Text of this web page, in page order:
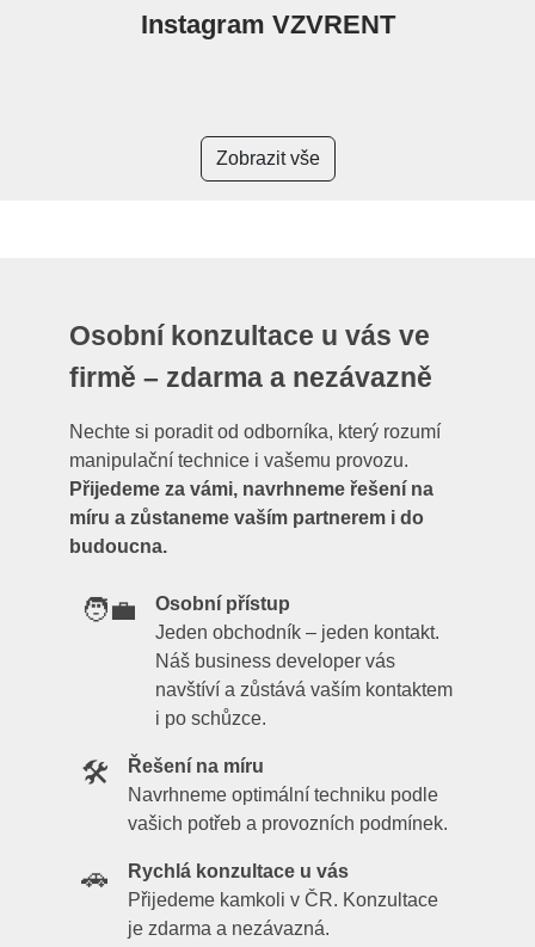
Instagram VZVRENT
Zobrazit vše
Osobní konzultace u vás ve
firmě – zdarma a nezávazně
Nechte si poradit od odborníka, který rozumí
manipulační technice i vašemu provozu.
Přijedeme za vámi, navrhneme řešení na
míru a zůstaneme vaším partnerem i do
budoucna.
🧑‍💼
Osobní přístup
Jeden obchodník – jeden kontakt.
Náš business developer vás
navštíví a zůstává vaším kontaktem
i po schůzce.
🛠️
Řešení na míru
Navrhneme optimální techniku podle
vašich potřeb a provozních podmínek.
🚗
Rychlá konzultace u vás
Přijedeme kamkoli v ČR. Konzultace
je zdarma a nezávazná.